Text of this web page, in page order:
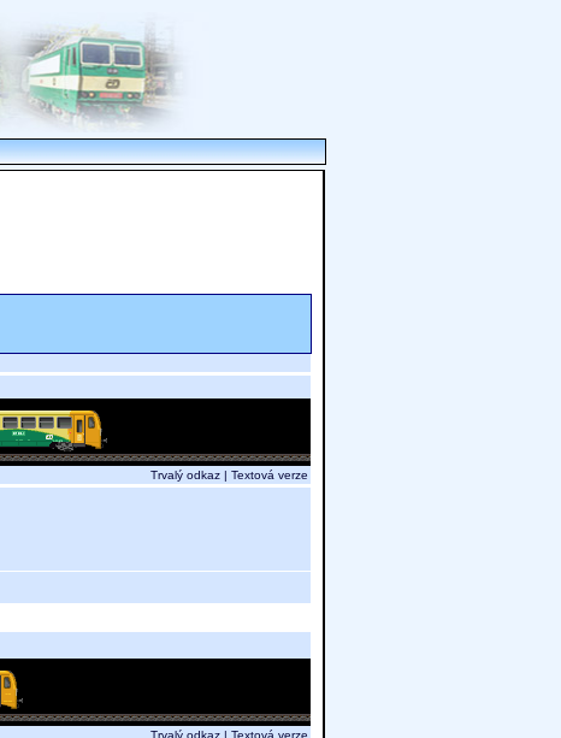
Trvalý odkaz | Textová verze
Trvalý odkaz | Textová verze